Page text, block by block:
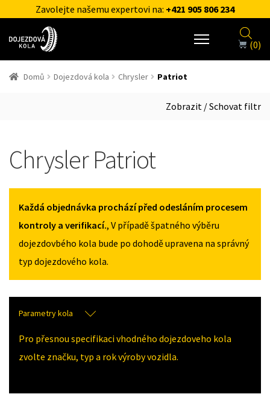
Zavolejte našemu expertovi na: +421 905 806 234
(0)
Domů Dojezdová kola Chrysler Patriot
Zobrazit / Schovat filtr
Chrysler Patriot
Každá objednávka prochází před odesláním procesem
kontroly a verifikací., V případě špatného výběru
dojezdovbého kola bude po dohodě upravena na správný
typ dojezdového kola.
Parametry kola
Pro přesnou specifikaci vhodného dojezdoveho kola
zvolte značku, typ a rok výroby vozidla.